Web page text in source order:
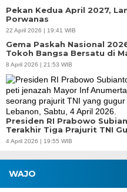
Pekan Kedua April 2027,
Porwanas
22 April 2026 | 19:41 WIB
Gema Paskah Nasional
Tokoh Bangsa Bersatu di
8 April 2026 | 21:53 WIB
Presiden RI Prabowo
Terakhir Tiga Prajurit TNI
4 April 2026 | 19:55 WIB
WAJO